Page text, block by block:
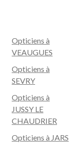
Opticiens à
VEAUGUES
Opticiens à
SEVRY
Opticiens à
JUSSY LE
CHAUDRIER
Opticiens à JARS